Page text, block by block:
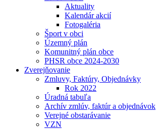
Aktuality
Kalendár akcií
Fotogaléria
Šport v obci
Územný plán
Komunitný plán obce
PHSR obce 2024-2030
Zverejňovanie
Zmluvy, Faktúry, Objednávky
Rok 2022
Úradná tabuľa
Archív zmlúv, faktúr a objednávok
Verejné obstarávanie
VZN